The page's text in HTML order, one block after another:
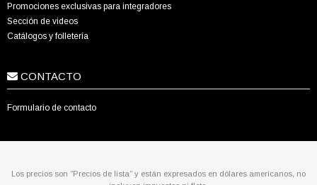
Promociones exclusivas para integradores
Sección de videos
Catálogos y folletería
CONTACTO
Formulario de contacto
Los precios son “Precios de lista” y están expresados en dólares americanos, no